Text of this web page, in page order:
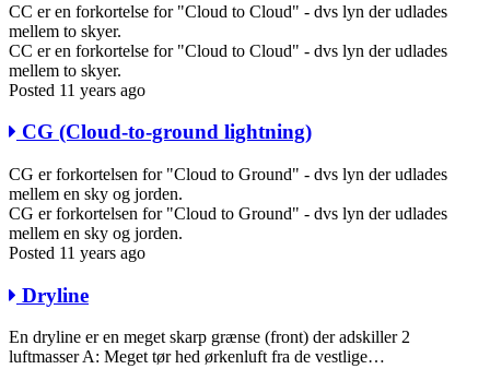
CC er en forkortelse for "Cloud to Cloud" - dvs lyn der udlades
mellem to skyer.
CC er en forkortelse for "Cloud to Cloud" - dvs lyn der udlades
mellem to skyer.
Posted 11 years ago
CG (Cloud-to-ground lightning)
CG er forkortelsen for "Cloud to Ground" - dvs lyn der udlades
mellem en sky og jorden.
CG er forkortelsen for "Cloud to Ground" - dvs lyn der udlades
mellem en sky og jorden.
Posted 11 years ago
Dryline
En dryline er en meget skarp grænse (front) der adskiller 2
luftmasser A: Meget tør hed ørkenluft fra de vestlige…